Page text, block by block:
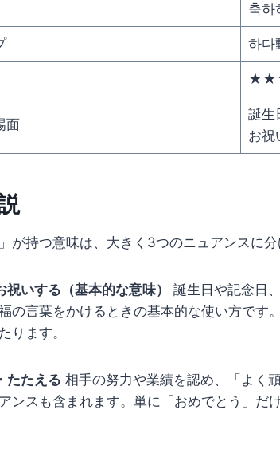
축하
하다
面
誕生
お祝
」が持つ意味は、大きく3つのニュアンスに分
いする（基本的な意味）
誕生日や記念日
の言葉をかけるときの基本的な使い方です
ります。
たえる 相手の努力や業績を認め、「よく
ンスも含まれます。単に「おめでとう」だ